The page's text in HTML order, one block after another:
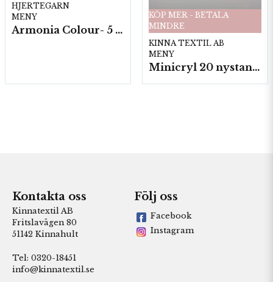
HJERTEGARN
MENY
Armonia Colour- 5 härv/fp. a100 g.
KÖP MER - BETALA
MINDRE
KINNA TEXTIL AB
MENY
Minicryl 20 nystan a25g./fp.
Kontakta oss
Kinnatextil AB
Fritslavägen 80
51142 Kinnahult
Tel: 0320-18451
info@kinnatextil.se
Följ oss
Facebook
Instagram